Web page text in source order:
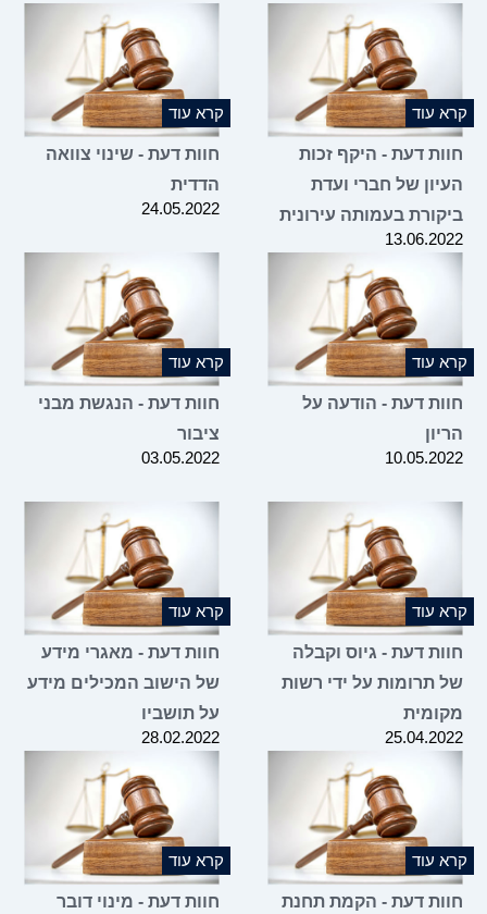
עוד
דעת - היקף זכות
של חברי ועדת
בעמותה עירונית
קרא עוד
חוות דעת - שינוי צוואה
הדדית
24.05.2022
עוד
דעת - הודעה על
קרא עוד
חוות דעת - הנגשת מבני
ציבור
03.05.2022
עוד
דעת - גיוס וקבלה
תרומות על ידי רשות
קרא עוד
חוות דעת - מאגרי מידע
של הישוב המכילים מידע
על תושביו
28.02.2022
עוד
דעת - הקמת תחנת
קרא עוד
חוות דעת - מינוי דובר